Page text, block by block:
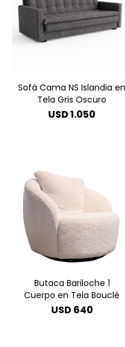
Sofá Cama NS Islandia en
Tela Gris Oscuro
USD1.050
Butaca Bariloche 1
Cuerpo en Tela Bouclé
USD 640